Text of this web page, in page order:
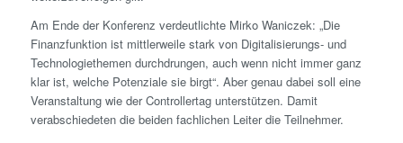
Am Ende der Konferenz verdeutlichte Mirko Waniczek: „Die
Finanzfunktion ist mittlerweile stark von Digitalisierungs- und
Technologiethemen durchdrungen, auch wenn nicht immer ganz
klar ist, welche Potenziale sie birgt“. Aber genau dabei soll eine
Veranstaltung wie der Controllertag unterstützen. Damit
verabschiedeten die beiden fachlichen Leiter die Teilnehmer.